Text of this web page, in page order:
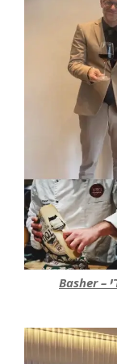
06.03.2024 חתימת חוזה זיכיון באשר פרומז'רי – Basher